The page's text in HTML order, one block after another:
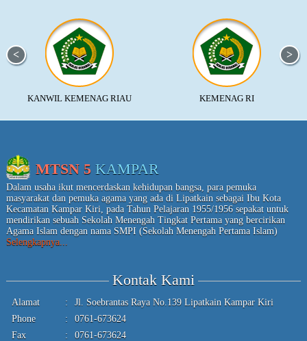
PROGRAM PENDIDIKAN
JADWAL PELAJARAN
KALENDER AKADEMIS
KETENAGAAN
STRUKTUR ORGANISASI
PRESTASI GURU
KESISWAAN
PERKEMBANGAN SISWA
JUARA KELAS
PRESTASI SISWA
KANWIL KEMENAG RIAU KEMENAG RI
MTSN 5 KAMPAR
Dalam usaha ikut mencerdaskan kehidupan bangsa, para pemuka
masyarakat dan pemuka agama yang ada di Lipatkain sebagai Ibu Kota
Kecamatan Kampar Kiri, pada Tahun Pelajaran 1955/1956 sepakat untuk
mendirikan sebuah Sekolah Menengah Tingkat Pertama yang bercirikan
Agama Islam dengan nama SMPI (Sekolah Menengah Pertama Islam)
Selengkapnya...
Kontak Kami
Alamat :
Jl. Soebrantas Raya No.139 Lipatkain Kampar Kiri
Phone
:
0761-673624
Fax
: 0761-673624